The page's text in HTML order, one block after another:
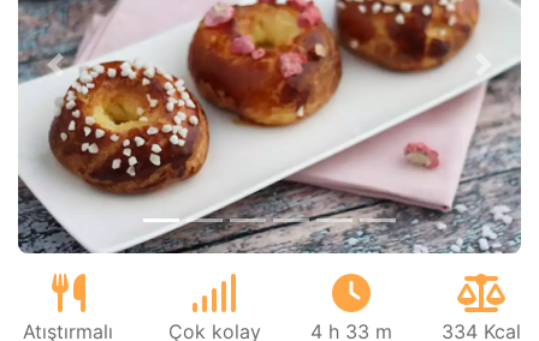
Önceki
Atıştırmalı
Çok kolay 4 h 33 m 334 Kcal